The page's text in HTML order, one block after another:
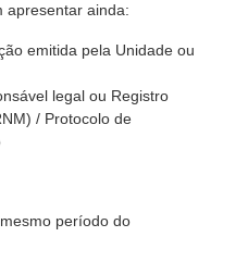
apresentar ainda:
emitida pela Unidade ou
legal ou Registro
/ Protocolo de
período do